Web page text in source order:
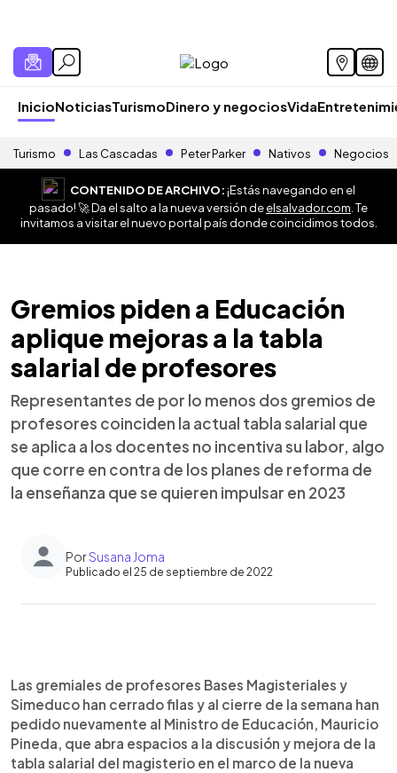
InicioNoticiasTurismoDinero y negociosVida
Turismo Las Cascadas Peter Parker Nativos Negocios
CONTENIDO DE ARCHIVO:¡Estás navegando en el
pasado! 🚀 Da el salto a la nueva versión deelsalvador.com . Te
invitamos a visitar el nuevo portal país donde coincidimos todos.
Gremios piden a Educación
aplique mejoras a la tabla
salarial de profesores
Representantes de por lo menos dos gremios de
profesores coinciden la actual tabla salarial que
se aplica a los docentes no incentiva su labor, algo
que corre en contra de los planes de reforma de
la enseñanza que se quieren impulsar en 2023
PorSusana Joma
Publicado el 25 de septiembre de 2022
Escuchar artículo
Las gremiales de profesores Bases Magisteriales y
Simeduco han cerrado filas y al cierre de la semana han
pedido nuevamente al Ministro de Educación, Mauricio
Pineda, que abra espacios a la discusión y mejora de la
tabla salarial del magisterio en el marco de la nueva